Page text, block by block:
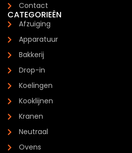
Contact
CATEGORIEËN
Afzuiging
Apparatuur
Bakkerij
Drop-in
Koelingen
Kooklijnen
Kranen
Neutraal
Ovens